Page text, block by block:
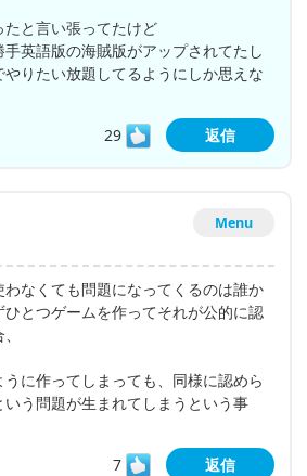
と言い張ってたけど
英語版の海賊版がアップされてたし
りたい放題してるようにしか思えな
29
返信
Menu
なくても問題になってくるのは誰か
とつゲームを作ってそれが公的に認
うに作ってしまっても、同様に認めら
う問題が生まれてしまうという事
7
返信